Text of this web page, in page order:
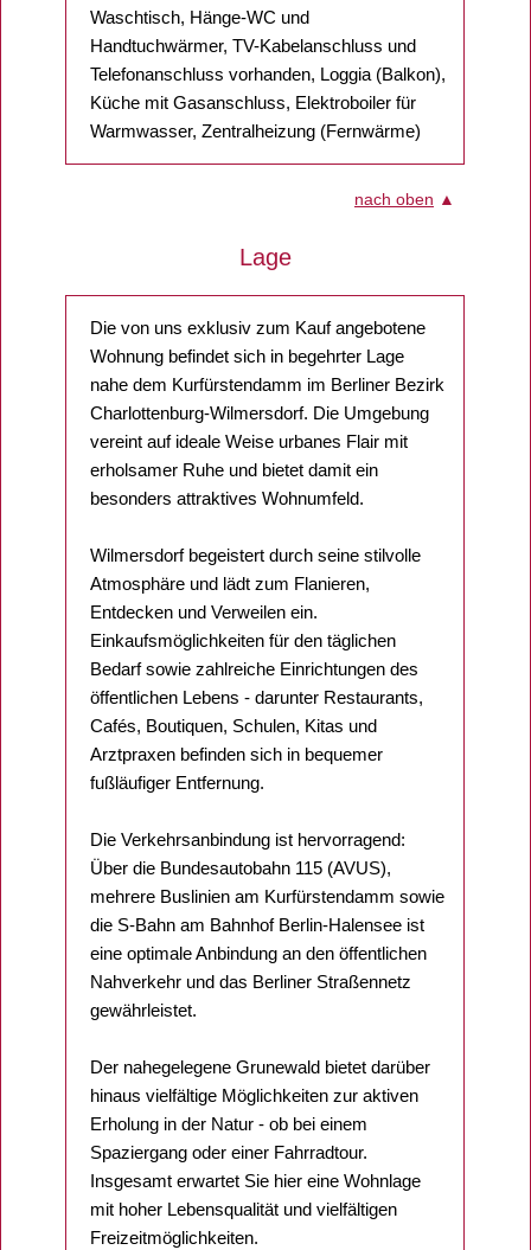
Waschtisch, Hänge-WC und
Handtuchwärmer, TV-Kabelanschluss und
Telefonanschluss vorhanden, Loggia (Balkon),
Küche mit Gasanschluss, Elektroboiler für
Warmwasser, Zentralheizung (Fernwärme)
nach oben ▲
Lage
Die von uns exklusiv zum Kauf angebotene
Wohnung befindet sich in begehrter Lage
nahe dem Kurfürstendamm im Berliner Bezirk
Charlottenburg-Wilmersdorf. Die Umgebung
vereint auf ideale Weise urbanes Flair mit
erholsamer Ruhe und bietet damit ein
besonders attraktives Wohnumfeld.
Wilmersdorf begeistert durch seine stilvolle
Atmosphäre und lädt zum Flanieren,
Entdecken und Verweilen ein.
Einkaufsmöglichkeiten für den täglichen
Bedarf sowie zahlreiche Einrichtungen des
öffentlichen Lebens - darunter Restaurants,
Cafés, Boutiquen, Schulen, Kitas und
Arztpraxen befinden sich in bequemer
fußläufiger Entfernung.
Die Verkehrsanbindung ist hervorragend:
Über die Bundesautobahn 115 (AVUS),
mehrere Buslinien am Kurfürstendamm sowie
die S-Bahn am Bahnhof Berlin-Halensee ist
eine optimale Anbindung an den öffentlichen
Nahverkehr und das Berliner Straßennetz
gewährleistet.
Der nahegelegene Grunewald bietet darüber
hinaus vielfältige Möglichkeiten zur aktiven
Erholung in der Natur - ob bei einem
Spaziergang oder einer Fahrradtour.
Insgesamt erwartet Sie hier eine Wohnlage
mit hoher Lebensqualität und vielfältigen
Freizeitmöglichkeiten.